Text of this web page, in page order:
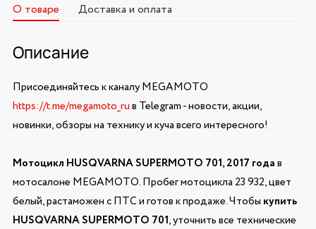
О товаре Доставка и оплата
Описание
Присоединяйтесь к каналу MEGAMOTO
https://t.me/megamoto_ruв Telegram - новости, акции,
новинки, обзоры на технику и куча всего интересного!
Мотоцикл HUSQVARNA SUPERMOTO 701, 2017 годав
мотосалоне MEGAMOTO. Пробег мотоцикла 23 932, цвет
белый, растаможен с ПТС и готов к продаже. Чтобы купить
HUSQVARNA SUPERMOTO 701, уточнить все технические